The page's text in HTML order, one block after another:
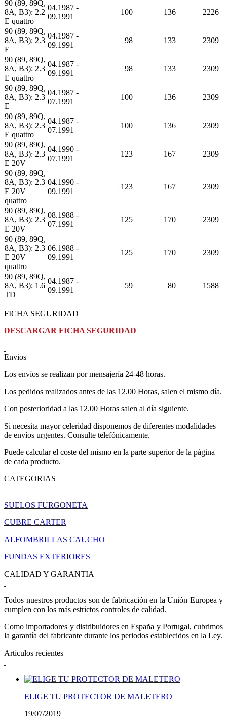
90 (89, 89Q,
8A, B3): 2.2
E quattro
04.1987 -
09.1991
100 136 2226
90 (89, 89Q,
8A, B3): 2.3
E
04.1987 -
09.1991
98 133 2309
90 (89, 89Q,
8A, B3): 2.3
E quattro
04.1987 -
09.1991
98 133 2309
90 (89, 89Q,
8A, B3): 2.3
E
04.1987 -
07.1991
100 136 2309
90 (89, 89Q,
8A, B3): 2.3
E quattro
04.1987 -
07.1991
100 136 2309
90 (89, 89Q,
8A, B3): 2.3
E 20V
04.1990 -
07.1991
123 167 2309
90 (89, 89Q,
8A, B3): 2.3
E 20V
quattro
04.1990 -
09.1991
123 167 2309
90 (89, 89Q,
8A, B3): 2.3
E 20V
08.1988 -
07.1991
125 170 2309
90 (89, 89Q,
8A, B3): 2.3
E 20V
quattro
06.1988 -
09.1991
125 170 2309
90 (89, 89Q,
8A, B3): 1.6
TD
04.1987 -
09.1991
59 80 1588
FICHA SEGURIDAD
DESCARGAR FICHA SEGURIDAD
Envios
Los envíos se realizan por mensajería 24-48 horas.
Los pedidos realizados antes de las 12.00 Horas, salen el mismo día.
Con posterioridad a las 12.00 Horas salen al día siguiente.
Si necesita mayor celeridad disponemos de diferentes modalidades
de envíos urgentes. Consulte telefónicamente.
Puede calcular el coste del mismo en la parte superior de la página
de cada producto.
CATEGORIAS
SUELOS FURGONETA
CUBRE CARTER
ALFOMBRILLAS CAUCHO
FUNDAS EXTERIORES
CALIDAD Y GARANTIA
Todos nuestros productos son de fabricación en la Unión Europea y
cumplen con los más estrictos controles de calidad.
Como importadores y distribuidores en España y Portugal, cubrimos
la garantía del fabricante durante los periodos establecidos en la Ley.
Articulos recientes
ELIGE TU PROTECTOR DE MALETERO
19/07/2019